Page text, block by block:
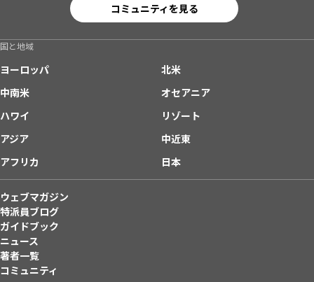
コミュニティを見る
国と地域
ヨーロッパ
北米
中南米
オセアニア
ハワイ
リゾート
アジア
中近東
アフリカ
日本
ウェブマガジン
特派員ブログ
ガイドブック
ニュース
著者一覧
コミュニティ